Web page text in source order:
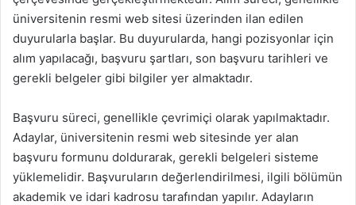
üniversitenin resmi web sitesi üzerinden ilan edilen
duyurularla başlar. Bu duyurularda, hangi pozisyonlar için
alım yapılacağı, başvuru şartları, son başvuru tarihleri ve
gerekli belgeler gibi bilgiler yer almaktadır.
Başvuru süreci, genellikle çevrimiçi olarak yapılmaktadır.
Adaylar, üniversitenin resmi web sitesinde yer alan
başvuru formunu doldurarak, gerekli belgeleri sisteme
yüklemelidir. Başvuruların değerlendirilmesi, ilgili bölümün
akademik ve idari kadrosu tarafından yapılır. Adayların